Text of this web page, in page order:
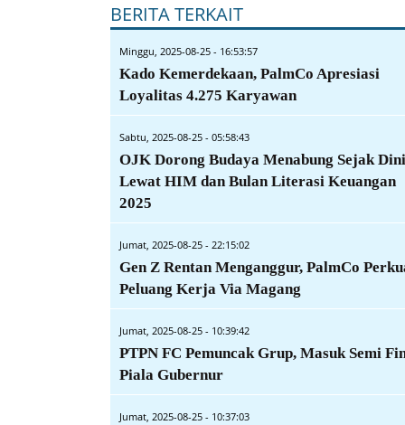
BERITA TERKAIT
Minggu, 2025-08-25 - 16:53:57
Kado Kemerdekaan, PalmCo Apresiasi
Loyalitas 4.275 Karyawan
Sabtu, 2025-08-25 - 05:58:43
OJK Dorong Budaya Menabung Sejak Dini
Lewat HIM dan Bulan Literasi Keuangan
2025
Jumat, 2025-08-25 - 22:15:02
Gen Z Rentan Menganggur, PalmCo
Peluang Kerja Via Magang
Jumat, 2025-08-25 - 10:39:42
PTPN FC Pemuncak Grup, Masuk Semi
Piala Gubernur
Jumat, 2025-08-25 - 10:37:03